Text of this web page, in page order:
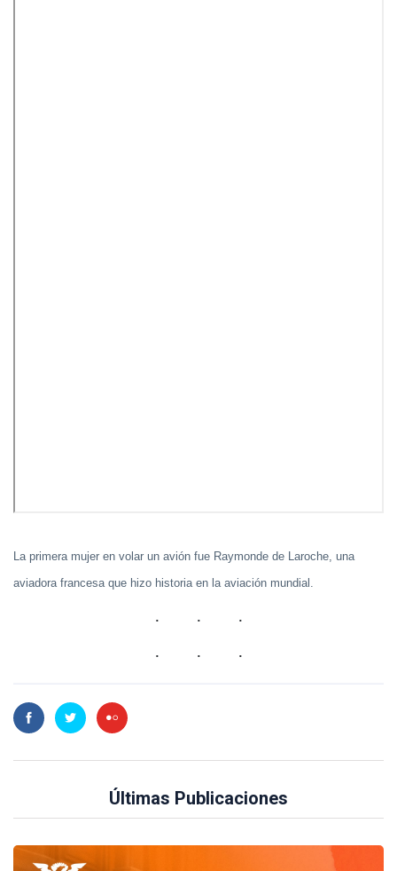
La primera mujer en volar un avión fue Raymonde de Laroche, una
aviadora francesa que hizo historia en la aviación mundial.
Últimas Publicaciones